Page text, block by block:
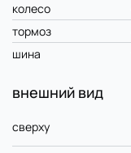
колесо
тормоз
шина
внешний вид
сверху